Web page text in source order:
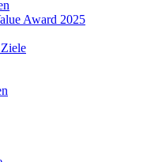
Award 2025